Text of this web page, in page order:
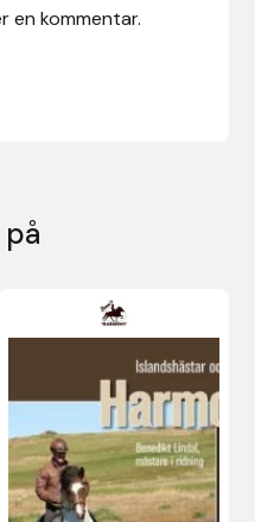
en kommentar.